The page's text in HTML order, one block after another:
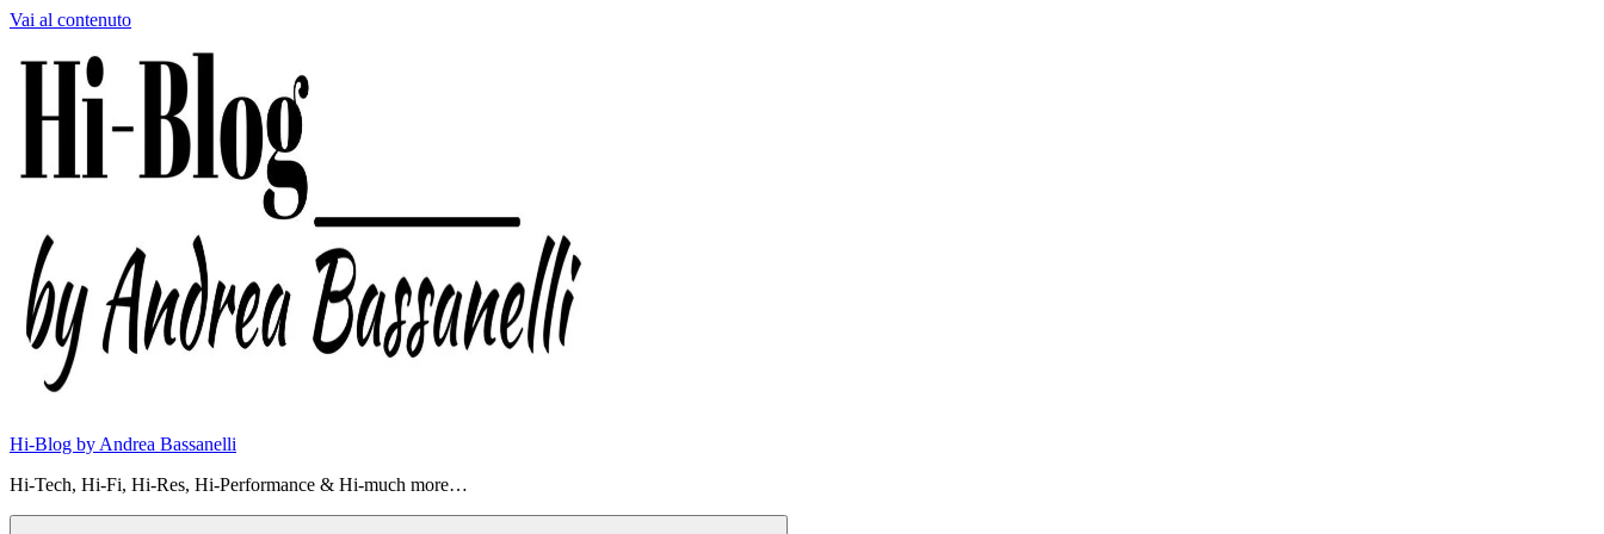
Vai al contenuto
Hi-Blog by Andrea Bassanelli
Hi-Tech, Hi-Fi, Hi-Res, Hi-Performance & Hi-much more…